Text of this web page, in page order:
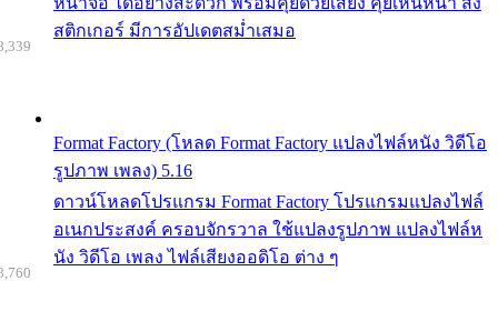
สติกเกอร์ มีการอัปเดตสม่ำเสมอ
Format Factory (โหลด Format Factory แปลงไฟล์หนัง วิดีโอ
รูปภาพ เพลง) 5.16
ดาวน์โหลดโปรแกรม Format Factory โปรแกรมแปลงไฟล์
อเนกประสงค์ ครอบจักรวาล ใช้แปลงรูปภาพ แปลงไฟล์ห
นัง วิดีโอ เพลง ไฟล์เสียงออดิโอ ต่าง ๆ